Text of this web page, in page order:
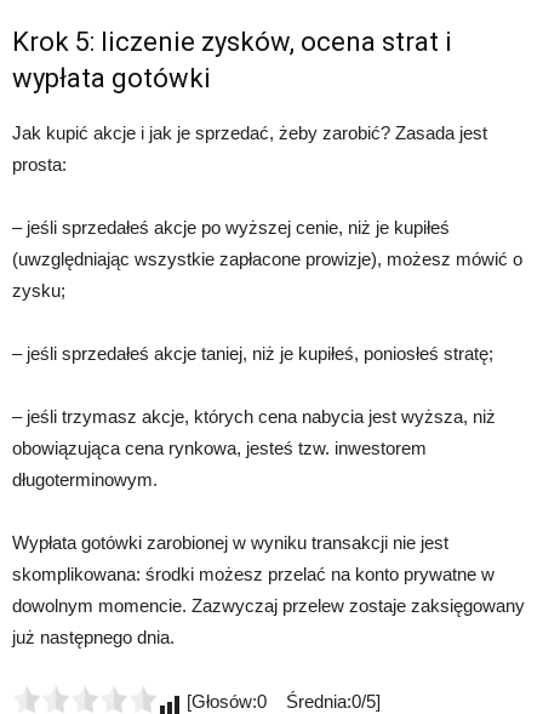
Krok 5: liczenie zysków, ocena strat i
wypłata gotówki
Jak kupić akcje i jak je sprzedać, żeby zarobić? Zasada jest
prosta:
– jeśli sprzedałeś akcje po wyższej cenie, niż je kupiłeś
(uwzględniając wszystkie zapłacone prowizje), możesz mówić o
zysku;
– jeśli sprzedałeś akcje taniej, niż je kupiłeś, poniosłeś stratę;
– jeśli trzymasz akcje, których cena nabycia jest wyższa, niż
obowiązująca cena rynkowa, jesteś tzw. inwestorem
długoterminowym.
Wypłata gotówki zarobionej w wyniku transakcji nie jest
skomplikowana: środki możesz przelać na konto prywatne w
dowolnym momencie. Zazwyczaj przelew zostaje zaksięgowany
już następnego dnia.
[Głosów:0 Średnia:0/5]